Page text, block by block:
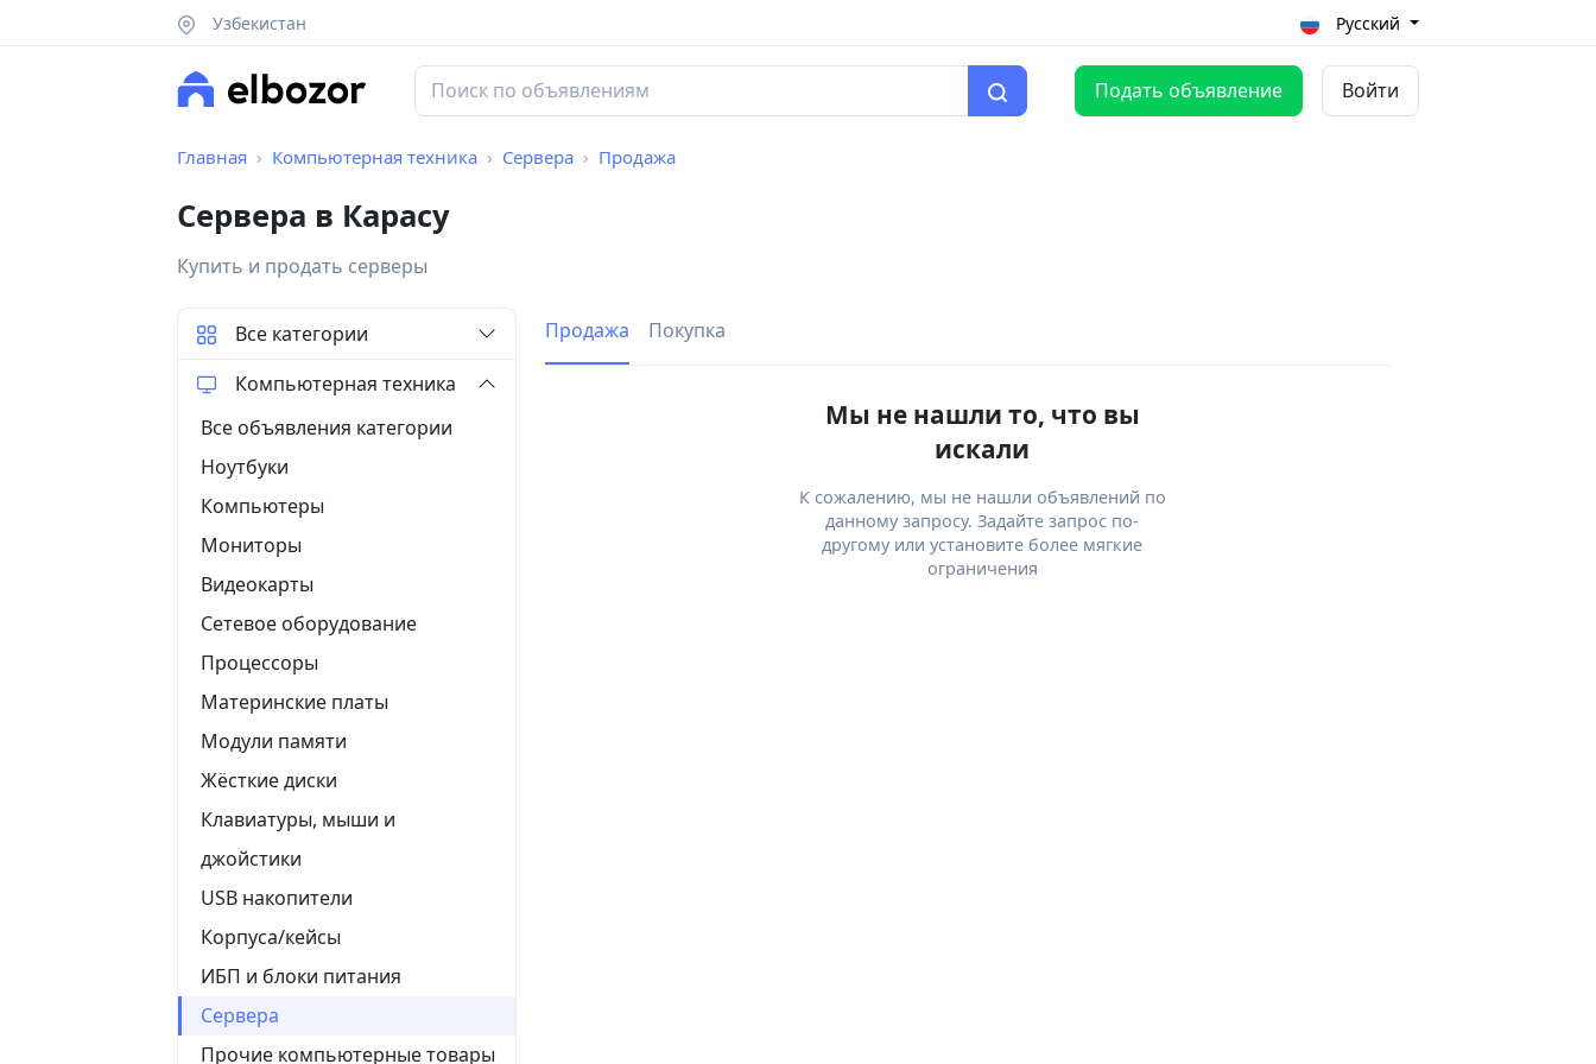
Узбекистан Русский
Подать объявление Войти
Главная Компьютерная техника Сервера Продажа
Сервера в Карасу
Купить и продать серверы
Продажа Покупка
Мы не нашли то, что вы
искали
К сожалению, мы не нашли объявлений по
данному запросу. Задайте запрос по-
другому или установите более мягкие
ограничения
Все категории
Компьютерная техника
Все объявления категории
Ноутбуки
Компьютеры
Мониторы
Видеокарты
Сетевое оборудование
Процессоры
Материнские платы
Модули памяти
Жёсткие диски
Клавиатуры, мыши и
джойстики
USB накопители
Корпуса/кейсы
ИБП и блоки питания
Сервера
Прочие компьютерные товары